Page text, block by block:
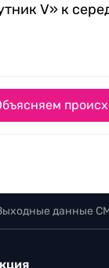
V» к
данные